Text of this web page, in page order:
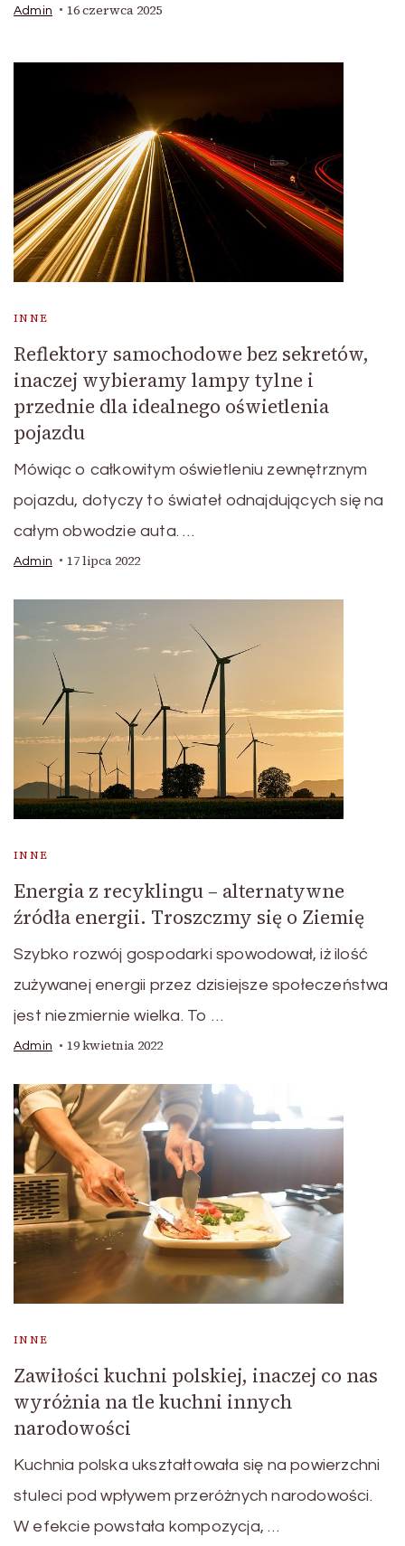
Admin 16 czerwca 2025
INNE
Reflektory samochodowe bez sekretów,
inaczej wybieramy lampy tylne i
przednie dla idealnego oświetlenia
pojazdu
Mówiąc o całkowitym oświetleniu zewnętrznym
pojazdu, dotyczy to świateł odnajdujących się na
całym obwodzie auta. …
Admin 17 lipca 2022
INNE
Energia z recyklingu – alternatywne
źródła energii. Troszczmy się o Ziemię
Szybko rozwój gospodarki spowodował, iż ilość
zużywanej energii przez dzisiejsze społeczeństwa
jest niezmiernie wielka. To …
Admin 19 kwietnia 2022
INNE
Zawiłości kuchni polskiej, inaczej co nas
wyróżnia na tle kuchni innych
narodowości
Kuchnia polska ukształtowała się na powierzchni
stuleci pod wpływem przeróżnych narodowości.
W efekcie powstała kompozycja, …